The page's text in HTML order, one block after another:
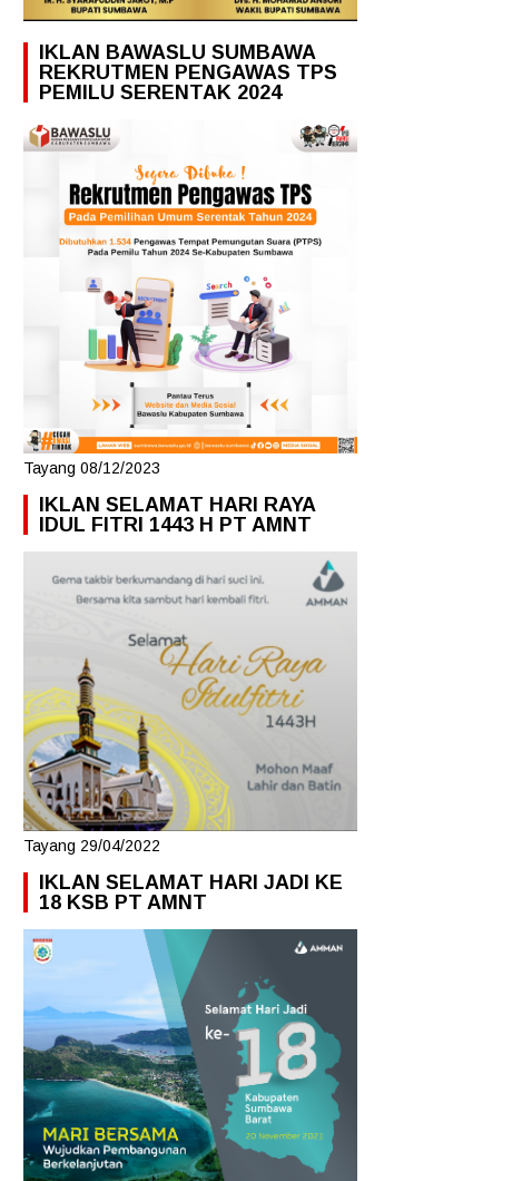
IKLAN BAWASLU SUMBAWA
REKRUTMEN PENGAWAS TPS
PEMILU SERENTAK 2024
Tayang 08/12/2023
IKLAN SELAMAT HARI RAYA
IDUL FITRI 1443 H PT AMNT
Tayang 29/04/2022
IKLAN SELAMAT HARI JADI KE
18 KSB PT AMNT